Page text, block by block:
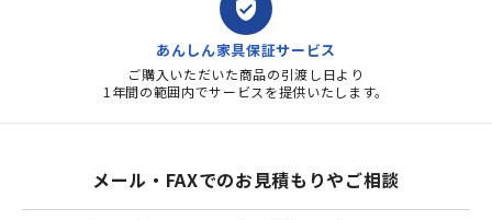
verified_user
あんしん家具保証サービス
ご購入いただいた商品の引渡し日より
1年間の範囲内でサービスを提供いたします。
メール・FAXでのお見積もりやご相談